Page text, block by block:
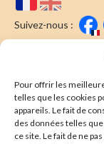
Pour offrir les
telles que les cookies
appareils. Le fait de
des données telles
ce site. Le fait de ne
Suivez-nous :
Newsletter
E-mail* :